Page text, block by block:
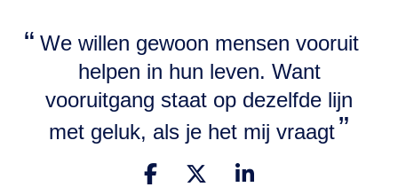
We willen gewoon mensen vooruit
helpen in hun leven. Want
vooruitgang staat op dezelfde lijn
met geluk, als je het mij vraagt